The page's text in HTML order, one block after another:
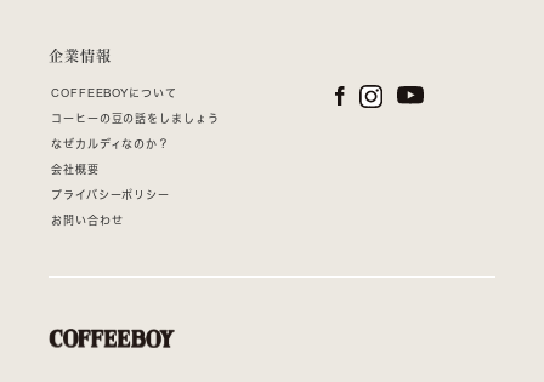
企業情報
COFFEEBOYについて
コーヒーの豆の話をしましょう
なぜカルディなのか？
会社概要
プライバシーポリシー
お問い合わせ